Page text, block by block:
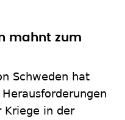
mahnt zum
Schweden hat
Kriege in der